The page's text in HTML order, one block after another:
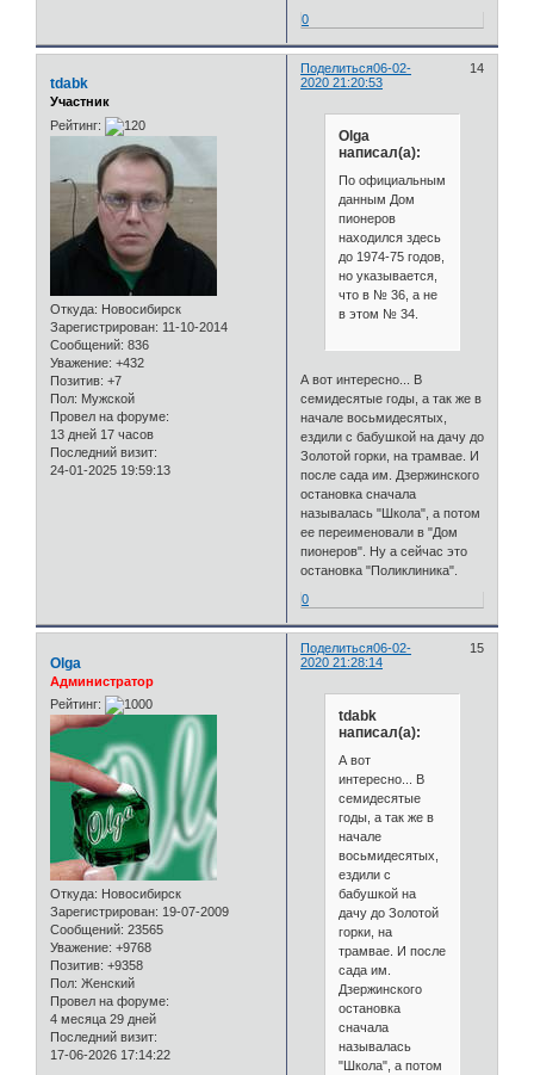
0
Поделиться 14
06-02-
2020 21:20:53
tdabk
Участник
Рейтинг:
Откуда: Новосибирск
Зарегистрирован: 11-10-2014
Сообщений: 836
Уважение: +432
Позитив: +7
Пол: Мужской
Провел на форуме:
13 дней 17 часов
Последний визит:
24-01-2025 19:59:13
Olga
написал(а):
По официальным
данным Дом
пионеров
находился здесь
до 1974-75 годов,
но указывается,
что в № 36, а не
в этом № 34.
А вот интересно... В
семидесятые годы, а так же в
начале восьмидесятых,
ездили с бабушкой на дачу до
Золотой горки, на трамвае. И
после сада им. Дзержинского
остановка сначала
называлась "Школа", а потом
ее переименовали в "Дом
пионеров". Ну а сейчас это
остановка "Поликлиника".
0
Поделиться 15
06-02-
2020 21:28:14
Olga
Администратор
Рейтинг:
Откуда: Новосибирск
Зарегистрирован: 19-07-2009
Сообщений: 23565
Уважение: +9768
Позитив: +9358
Пол: Женский
Провел на форуме:
4 месяца 29 дней
Последний визит:
17-06-2026 17:14:22
tdabk
написал(а):
А вот
интересно... В
семидесятые
годы, а так же в
начале
восьмидесятых,
ездили с
бабушкой на
дачу до Золотой
горки, на
трамвае. И после
сада им.
Дзержинского
остановка
сначала
называлась
"Школа", а потом